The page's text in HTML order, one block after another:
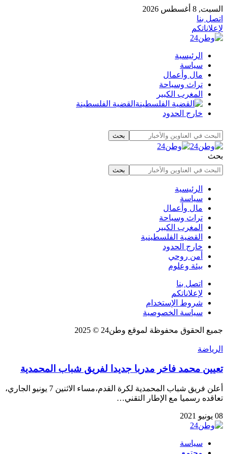
السبت, 8 أغسطس 2026
اتصل بنا
لإعلاناتكم
الرئيسية
سياسة
مال وأعمال
تراث وسياحة
المغرب الكبير
القضية الفلسطينة
خارج الحدود
بحث
الرئيسية
سياسة
مال وأعمال
تراث وسياحة
المغرب الكبير
القضية الفلسطينية
خارج الحدود
أمن روحي
بيئة وعلوم
اتصل بنا
لإعلاناتكم
شروط الإستخدام
سياسة الخصوصية
جميع الحقوق محفوظة لموقع وطن24 © 2025
الرياضة
تعيين محمد فاخر مدربا جديدا لفريق شباب المحمدية
أعلن فريق شباب المحمدية لكرة القدم،مساء الاثنين 7 يونيو الجاري،
تعاقده رسميا مع الإطار التقني…
08 يونيو 2021
سياسة